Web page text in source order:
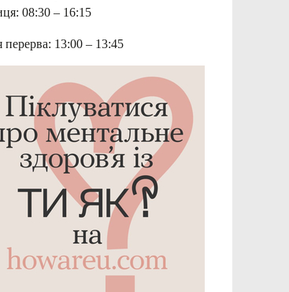
08:30 – 16:15
перерва: 13:00 – 13:45